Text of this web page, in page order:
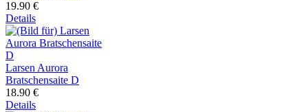
19.90 €
Details
Larsen Aurora
Bratschensaite D
18.90 €
Details